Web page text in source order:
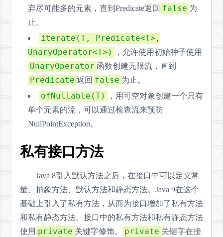
弃尽可能多的元素，直到Predicate返回 false 为
止。
iterate(T, Predicate<T>,
UnaryOperator<T>)
，允许使用初始种子使用
UnaryOperator 函数创建无限流，直到
Predicate 返回 false 为止。
ofNullable(T)
，用可空对象创建一个只有
单个元素的流，可以通过检查流来预防
NullPointException。
私有接口方法
Java 8引入默认方法之后，在接口中可以定义常
量、抽象方法、默认方法和静态方法。Java 9在这个
基础上引入了私有方法，从而为接口增加了私有方法
和私有静态方法。接口中的私有方法和私有静态方法
使用 private 关键字修饰。 private 关键字在接